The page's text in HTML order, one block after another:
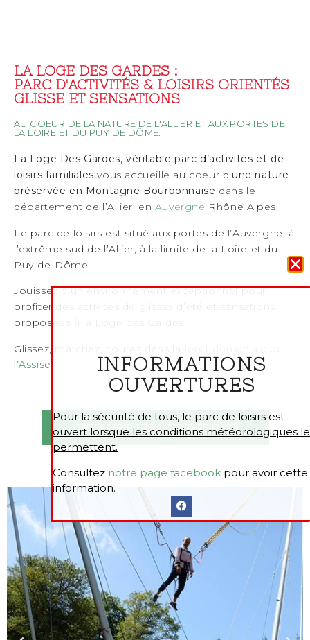
LA LOGE DES GARDES :
PARC D'ACTIVITÉS & LOISIRS ORIENTÉS
GLISSE ET SENSATIONS
AU COEUR DE LA NATURE DE L'ALLIER ET AUX PORTES DE
LA LOIRE ET DU PUY DE DÔME.
La Loge Des Gardes, véritable parc d’activités et de
loisirs familiales vous accueille au coeur d’une nature
préservée en Montagne Bourbonnaise dans le
département de l’Allier, en Auvergne Rhône Alpes.
Le parc de loisirs est situé aux portes de l’Auvergne, à
l’extrême sud de l’Allier, à la limite de la Loire et du
Puy-de-Dôme.
Jouissez d’un environnement exceptionnel pour
profiter des activités de glisses d’été et sensations
proposées à la Loge des Gardes.
Glissez, marchez, courez dans la
l’Assise
DÉCOUVRIR LES ACTIVITÉS D'ÉTÉ
INFORMATIONS
OUVERTURES
Pour la sécurité de tous, le parc de loisirs est
ouvert lorsque les conditions météorologiques le
permettent.
Consultez notre page facebook pour avoir cette
information.